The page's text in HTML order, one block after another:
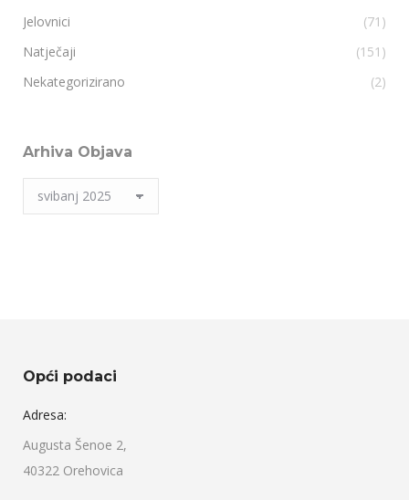
Jelovnici
(71)
Natječaji
(151)
Nekategorizirano
(2)
Arhiva Objava
Arhiva
Objava
Opći podaci
Adresa:
Augusta Šenoe 2,
40322 Orehovica